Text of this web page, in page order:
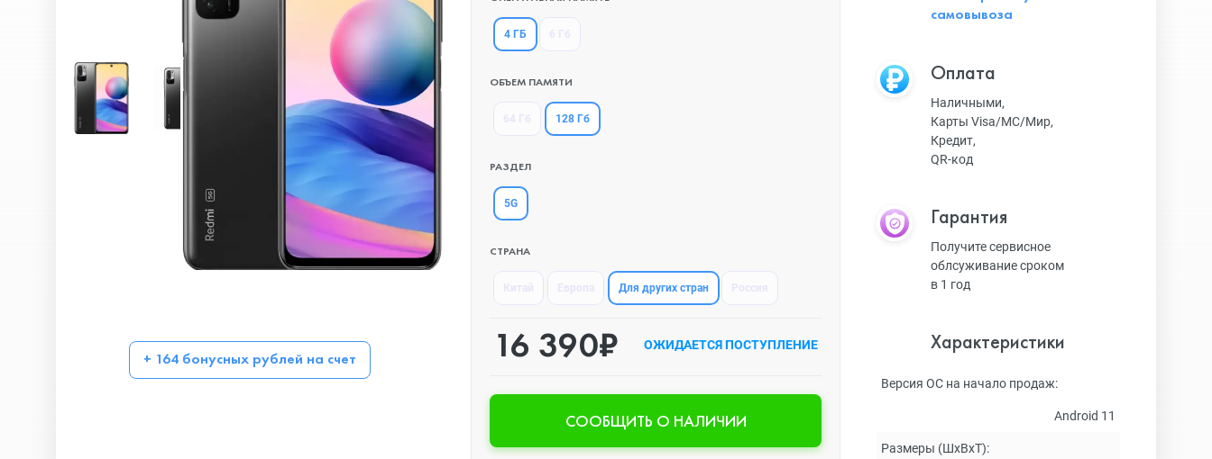
+ 164 бонусных рублей на счет
4 ГБ
ОБЪЕМ ПАМЯТИ
128 Гб
РАЗДЕЛ
5G
СТРАНА
Для других стран
16 390₽ ОЖИДАЕТСЯ ПОСТУПЛЕНИЕ
CООБЩИТЬ О НАЛИЧИИ
самовывоза
Оплата
Наличными,
Карты Visa/MC/Мир,
Кредит,
QR-код
Гарантия
Получите сервисное
облсуживание сроком
в 1 год
Характеристики
Версия ОС на начало продаж:
Android 11
Размеры (ШxВxТ):